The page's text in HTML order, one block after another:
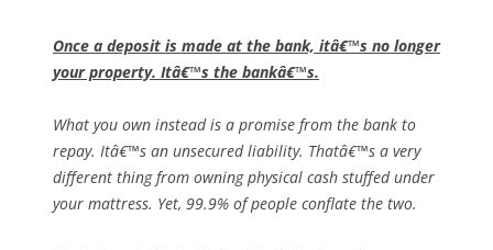
Once a deposit is made at the bank, itâ€™s no longer
your property. Itâ€™s the bankâ€™s.
What you own instead is a promise from the bank to
repay. Itâ€™s an unsecured liability. Thatâ€™s a very
different thing from owning physical cash stuffed under
your mattress. Yet, 99.9% of people conflate the two.